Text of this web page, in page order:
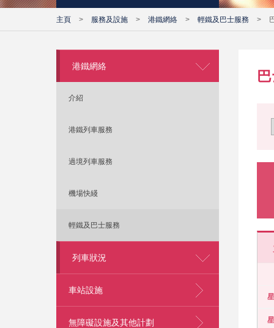
主頁 > 服務及設施 > 港鐵網絡 > 輕鐵及巴士服務 >
港鐵網絡
介紹
港鐵列車服務
過境列車服務
機場快綫
輕鐵及巴士服務
列車狀況
車站設施
無障礙設施及其他計劃